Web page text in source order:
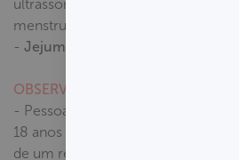
ultrassonografia ou data da última
menstruação.
- Jejum
OBSERVAÇÕES
- Pessoas gestantes com menos de
18 anos devem estar acompanhadas
de um responsável legal.